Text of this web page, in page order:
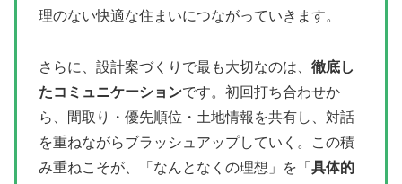
理のない快適な住まいにつながっていきます。
さらに、設計案づくりで最も大切なのは、 徹底し
たコミュニケーションです。初回打ち合わせか
ら、間取り・優先順位・土地情報を共有し、対話
を重ねながらブラッシュアップしていく。この積
み重ねこそが、「なんとなくの理想」を「 具体的